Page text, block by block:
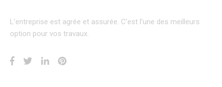
L’entreprise est agrée et assurée. C’est l’une des meilleurs
option pour vos travaux.